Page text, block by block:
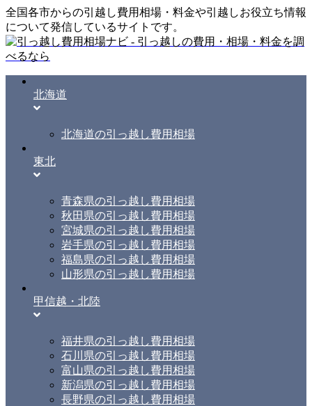
全国各市からの引越し費用相場・料金や引越しお役立ち情報
について発信しているサイトです。
北海道
北海道の引っ越し費用相場
東北
青森県の引っ越し費用相場
秋田県の引っ越し費用相場
宮城県の引っ越し費用相場
岩手県の引っ越し費用相場
福島県の引っ越し費用相場
山形県の引っ越し費用相場
甲信越・北陸
福井県の引っ越し費用相場
石川県の引っ越し費用相場
富山県の引っ越し費用相場
新潟県の引っ越し費用相場
長野県の引っ越し費用相場